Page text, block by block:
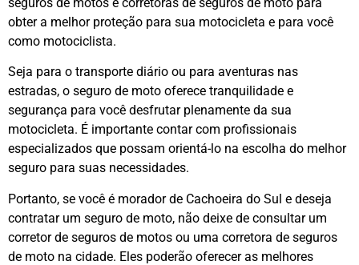
obter a melhor proteção para sua motocicleta e para você
como motociclista.
Seja para o transporte diário ou para aventuras nas
estradas, o seguro de moto oferece tranquilidade e
segurança para você desfrutar plenamente da sua
motocicleta. É importante contar com profissionais
especializados que possam orientá-lo na escolha do melhor
seguro para suas necessidades.
Portanto, se você é morador de Cachoeira do Sul e deseja
contratar um seguro de moto, não deixe de consultar um
corretor de seguros de motos ou uma corretora de seguros
de moto na cidade. Eles poderão oferecer as melhores